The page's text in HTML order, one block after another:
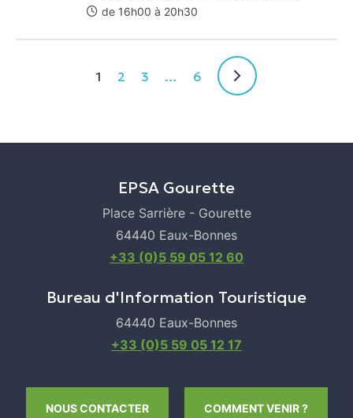
de 16h00 à 20h30
Agenda
1 2 3 … 6
EPSA Gourette
Place Sarrière - Gourette
64440 Eaux-Bonnes
+33 (0)5 59 05 12 60
Bureau d'Information Touristique
64440 Eaux-Bonnes
+33 (0)5 59 05 12 17
NOUS CONTACTER COMMENT VENIR ?